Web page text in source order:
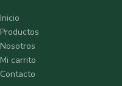
Inicio
Productos
Nosotros
Mi carrito
Contacto